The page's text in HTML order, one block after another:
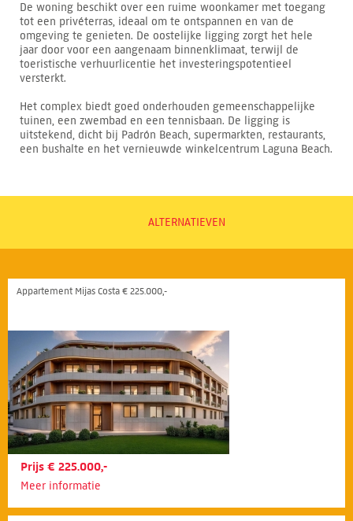
De woning beschikt over een ruime woonkamer met toegang
tot een privéterras, ideaal om te ontspannen en van de
omgeving te genieten. De oostelijke ligging zorgt het hele
jaar door voor een aangenaam binnenklimaat, terwijl de
toeristische verhuurlicentie het investeringspotentieel
versterkt.
Het complex biedt goed onderhouden gemeenschappelijke
tuinen, een zwembad en een tennisbaan. De ligging is
uitstekend, dicht bij Padrón Beach, supermarkten, restaurants,
een bushalte en het vernieuwde winkelcentrum Laguna Beach.
ALTERNATIEVEN
Appartement Mijas Costa € 225.000,-
Prijs € 225.000,-
Meer informatie